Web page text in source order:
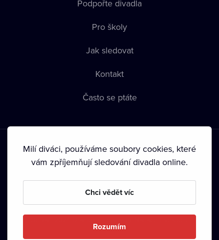
Podpořte divadla
Pro školy
Jak sledovat
Kontakt
Často se ptáte
Podmínky používání • Ochrana soukromí • Zásady používání
• Autorská práva•
Milí diváci, používáme soubory cookies, které
vám zpříjemňují sledování divadla online.
Chci vědět víc
Rozumím